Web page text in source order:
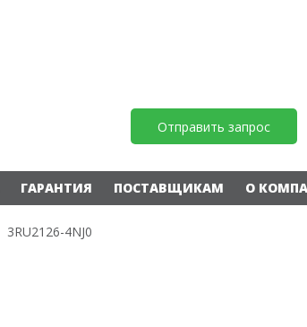
Отправить запрос
ГАРАНТИЯ ПОСТАВЩИКАМ О
3RU2126-4NJ0